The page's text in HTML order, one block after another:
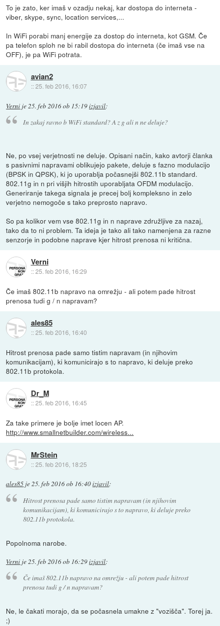
To je zato, ker imaš v ozadju nekaj, kar dostopa do interneta -
viber, skype, sync, location services,...
In WiFi porabi manj energije za dostop do interneta, kot GSM. Če
pa telefon sploh ne bi rabil dostopa do interneta (če imaš vse na
OFF), je pa WiFi potrata.
avian2
::25. feb 2016, 16:07
Verni je 25. feb 2016 ob 15:19izjavil:
In zakaj ravno b WiFi standard? A z g ali n ne deluje?
Ne, po vsej verjetnosti ne deluje. Opisani način, kako avtorji članka
s pasivnimi napravami oblikujejo pakete, deluje s fazno modulacijo
(BPSK in QPSK), ki jo uporablja počasnejši 802.11b standard.
802.11g in n pri višjih hitrostih uporabljata OFDM modulacijo.
Generiranje takega signala je precej bolj kompleksno in zelo
verjetno nemogoče s tako preprosto napravo.
So pa kolikor vem vse 802.11g in n naprave združljive za nazaj,
tako da to ni problem. Ta ideja je tako ali tako namenjena za razne
senzorje in podobne naprave kjer hitrost prenosa ni kritična.
Verni
::25. feb 2016, 16:29
Če imaš 802.11b napravo na omrežju - ali potem pade hitrost
prenosa tudi g / n napravam?
ales85
::25. feb 2016, 16:40
Hitrost prenosa pade samo tistim napravam (in njihovim
komunikacijam), ki komunicirajo s to napravo, ki deluje preko
802.11b protokola.
Dr_M
::25. feb 2016, 16:45
Za take primere je bolje imet locen AP.
http://www.smallnetbuilder.com/wireless...
MrStein
::25. feb 2016, 18:25
ales85 je25. feb 2016 ob 16:40izjavil:
Hitrost prenosa pade samo tistim napravam (in njihovim
komunikacijam), ki komunicirajo s to napravo, ki deluje preko
802.11b protokola.
Popolnoma narobe.
Verni je25. feb 2016 ob 16:29izjavil:
Če imaš 802.11b napravo na omrežju - ali potem pade hitrost
prenosa tudi g / n napravam?
Ne, le čakati morajo, da se počasnela umakne z "vozišča". Torej ja.
;)